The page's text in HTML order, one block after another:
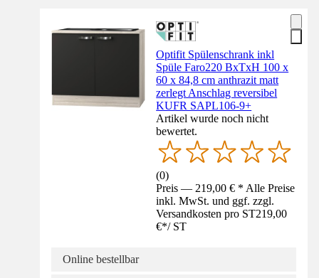
Optifit Spülenschrank inkl
Spüle Faro220 BxTxH 100 x
60 x 84,8 cm anthrazit matt
zerlegt Anschlag reversibel
KUFR SAPL106-9+
Artikel wurde noch nicht
bewertet.
(0)
Preis — 219,00 € * Alle Preise
inkl. MwSt. und ggf. zzgl.
Versandkosten pro ST219,00
€*/ ST
Online bestellbar